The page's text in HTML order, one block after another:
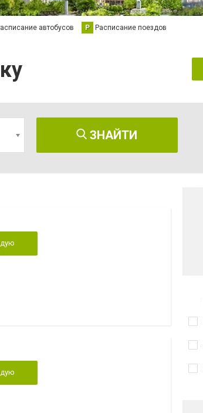
автобусов Р Расписание поездов
ЗНАЙТИ